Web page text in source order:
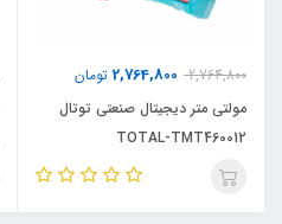
2,764,800
2,764,800 تومان
مولتی متر دیجیتال صنعتی توتال
TOTAL-TMT460012